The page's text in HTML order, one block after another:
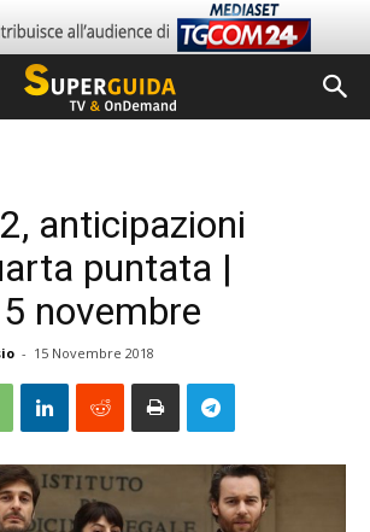
anticipazioni
puntata |
novembre
- 15 Novembre 2018